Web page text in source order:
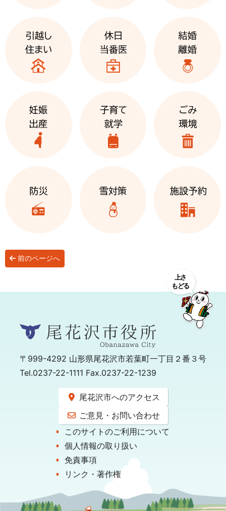
前のページへ
〒999-4292 山形県尾花沢市若葉町一丁目２番３号
Tel.0237-22-1111 Fax.0237-22-1239
尾花沢市へのアクセス
ご意見・お問い合わせ
このサイトのご利用について
個人情報の取り扱い
免責事項
リンク・著作権